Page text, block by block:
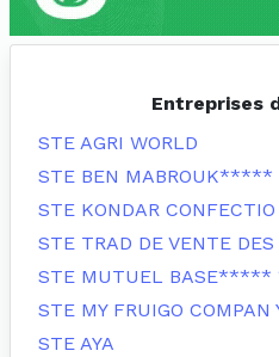
Entreprises
STE AGRI WORLD
STE BEN MABROUK*****
STE KONDAR CONFECTIO
STE TRAD DE VENTE
STE MUTUEL BASE*****
STE MY FRUIGO COMPAN
STE AYA